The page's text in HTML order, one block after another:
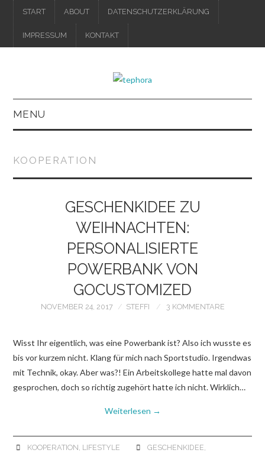
START ABOUT DATENSCHUTZERKLÄRUNG
IMPRESSUM KONTAKT
MENU
KOOPERATION
GESCHENKIDEE ZU
WEIHNACHTEN:
PERSONALISIERTE
POWERBANK VON
GOCUSTOMIZED
NOVEMBER 24, 2017 STEFFI 3 KOMMENTARE
Wisst Ihr eigentlich, was eine Powerbank ist? Also ich wusste es
bis vor kurzem nicht. Klang für mich nach Sportstudio. Irgendwas
mit Technik, okay. Aber was?! Ein Arbeitskollege hatte mal davon
gesprochen, doch so richtig zugehört hatte ich nicht. Wirklich…
Weiterlesen →
KOOPERATION, LIFESTYLE GESCHENKIDEE,